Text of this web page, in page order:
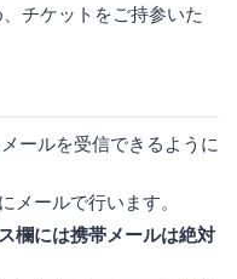
チケットをご持参いた
ールを受信できるように
メールで行います。
欄には携帯メールは絶対